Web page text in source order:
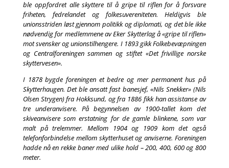
ble oppfordret alle skyttere til å gripe til riflen for å forsvare
friheten, fedrelandet og folkesuvereniteten. Heldigvis ble
unionsstriden løst gjennom politikk og diplomati, og det ble ikke
nødvendig for medlemmene av Eker Skytterlag å «gripe til riflen»
mot svensker og unionstilhengere. I 1893 gikk Folkebevæpningen
og Centralforeningen sammen og stiftet «Det frivillige norske
skyttervesen».
I 1878 bygde foreningen et bedre og mer permanent hus på
Skytterhaugen. Det ble ansatt fast banesjef, «Nils Snekker» (Nils
Olsen Strygen) fra Hokksund, og fra 1886 fikk han assistanse av
tre underanvisere. På begynnelsen av 1900-tallet kom det
skiveanvisere som erstatning for de gamle blinkene, som var
malt på trelemmer. Mellom 1904 og 1909 kom det også
telefonforbindelse mellom skytterhuset og anviserne. Foreningen
hadde nå en rekke baner med ulike hold – 200, 400, 600 og 800
meter.